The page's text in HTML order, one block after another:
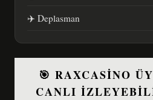
✈️ Deplasman
🎯 RAXCASINO
CANLI